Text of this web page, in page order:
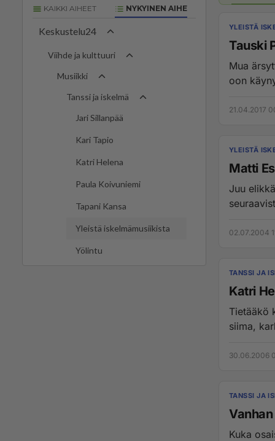
KAIKKI AIHEET NYKYINEN AIHE
Keskustelu24
Viihde ja kulttuuri
Musiikki
Tanssi ja iskelmä
Jari Sillanpää
Kari Tapio
Katri Helena
Paula Koivuniemi
Tapani Kansa
Yleistä iskelmämusiikista
Yölintu
YLEISTÄ
Tauski
Mua
oon
21.04.2017
YLEISTÄ
Matti
Juu
02.07.2004
TANSSI JA
Katri
Tietääkö
siima,
30.06.2006
TANSSI JA
Kuka